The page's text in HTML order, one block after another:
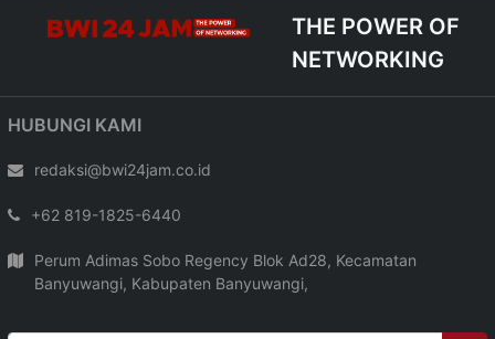
THE POWER OF
NETWORKING
HUBUNGI KAMI
redaksi@bwi24jam.co.id
+62 819-1825-6440
Perum Adimas Sobo Regency Blok Ad28, Kecamatan
Banyuwangi, Kabupaten Banyuwangi,